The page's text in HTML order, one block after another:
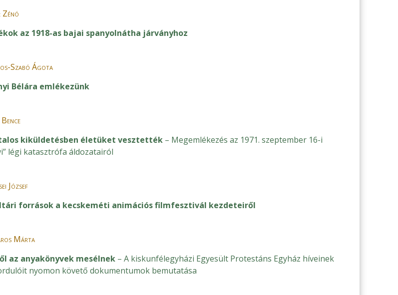
az 1918-as bajai spanyolnátha járványhoz
Szabó Ágota
Bélára emlékezünk
kiküldetésben életüket vesztették – Megemlékezés az 1971. szeptember 16-i
légi katasztrófa áldozatairól
József
források a kecskeméti animációs filmfesztivál kezdeteiről
Márta
az anyakönyvek mesélnek – A kiskunfélegyházi Egyesült Protestáns Egyház híveinek
nyomon követő dokumentumok bemutatása